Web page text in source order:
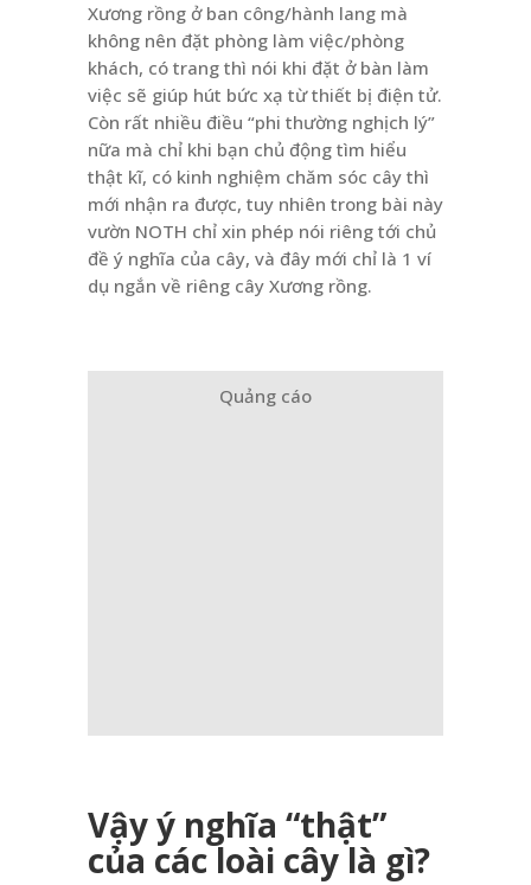
Xương rồng ở ban công/hành lang mà
không nên đặt phòng làm việc/phòng
khách, có trang thì nói khi đặt ở bàn làm
việc sẽ giúp hút bức xạ từ thiết bị điện tử.
Còn rất nhiều điều “phi thường nghịch lý”
nữa mà chỉ khi bạn chủ động tìm hiểu
thật kĩ, có kinh nghiệm chăm sóc cây thì
mới nhận ra được, tuy nhiên trong bài này
vườn NOTH chỉ xin phép nói riêng tới chủ
đề ý nghĩa của cây, và đây mới chỉ là 1 ví
dụ ngắn về riêng cây Xương rồng.
Quảng cáo
Vậyý nghĩa “thật”
của các loài cây là gì?